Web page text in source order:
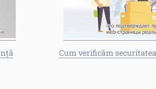
Cum verificăm